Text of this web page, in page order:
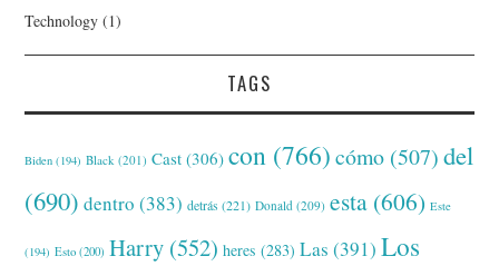
Technology (1)
TAGS
Biden (194) Black (201) Cast (306) con (766) cómo (507) del
(690) dentro (383) detrás (221) Donald (209) esta (606) Este
(194) Esto (200) Harry (552) heres (283) Las (391) Los